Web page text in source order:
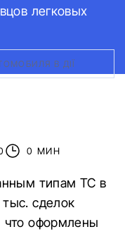
легковых
В ДІЇ
0 МИН
типам ТС в
сделок
что оформлены